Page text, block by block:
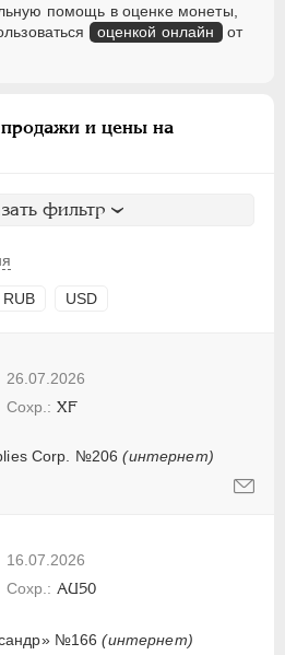
помощь в оценке монеты,
оценкой онлайн от
и цены на
фильтр
RUB USD
26.07.2026
Corp. №206(интернет)
XF
16.07.2026
№166(интернет)
AU50